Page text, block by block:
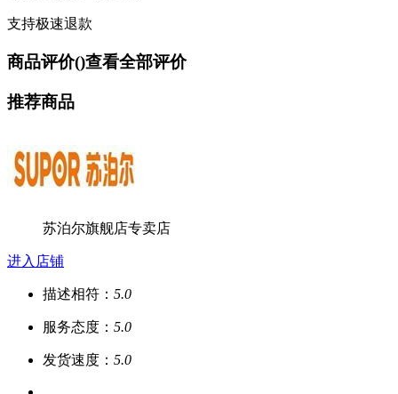
支持极速退款
商品评价()查看全部评价
推荐商品
苏泊尔旗舰店专卖店
进入店铺
描述相符： 5.0
服务态度： 5.0
发货速度： 5.0